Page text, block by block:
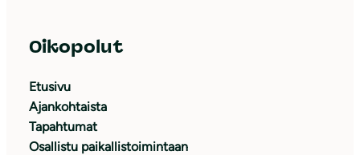
Oikopolut
Etusivu
Ajankohtaista
Tapahtumat
Osallistu paikallistoimintaan